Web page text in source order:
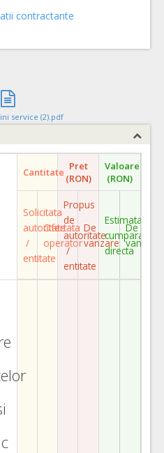
contractante
service (2).pdf
Cantitate Pret
(RON)
Valoare
(RON)
Solicitata
autoritate
/
entitate
Ofertata
operator
Propus
de
autoritate
/
entitate
De
vanzare
Estimata
cumparare
directa
De
vanzare